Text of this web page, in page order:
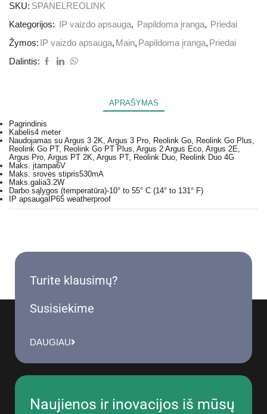
SKU: SPANELREOLINK
Kategorijos: IP vaizdo apsauga, Papildoma įranga, Priedai
Žymos: IP vaizdo apsauga, Main, Papildoma įranga, Priedai
Dalintis:
APRAŠYMAS
Pagrindinis
Kabelis4 meter
Naudojamas su Argus 3 2K, Argus 3 Pro, Reolink Go, Reolink Go Plus,
Reolink Go PT, Reolink Go PT Plus, Argus 2 Argus Eco, Argus 2E,
Argus Pro, Argus PT 2K, Argus PT, Reolink Duo, Reolink Duo 4G
Maks. įtampa6V
Maks. srovės stipris530mA
Maks.galia3.2W
Darbo sąlygos (temperatūra)-10° to 55° C (14° to 131° F)
IP apsaugaIP65 weatherproof
Turite klausimų?
Susisiekime
DAUGIAU
Naujienos ir inovacijos iš mūsų